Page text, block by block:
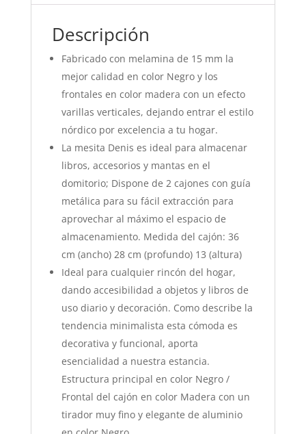
Descripción
Fabricado con melamina de 15 mm la
mejor calidad en color Negro y los
frontales en color madera con un efecto
varillas verticales, dejando entrar el estilo
nórdico por excelencia a tu hogar.
La mesita Denis es ideal para almacenar
libros, accesorios y mantas en el
domitorio; Dispone de 2 cajones con guía
metálica para su fácil extracción para
aprovechar al máximo el espacio de
almacenamiento. Medida del cajón: 36
cm (ancho) 28 cm (profundo) 13 (altura)
Ideal para cualquier rincón del hogar,
dando accesibilidad a objetos y libros de
uso diario y decoración. Como describe la
tendencia minimalista esta cómoda es
decorativa y funcional, aporta
esencialidad a nuestra estancia.
Estructura principal en color Negro /
Frontal del cajón en color Madera con un
tirador muy fino y elegante de aluminio